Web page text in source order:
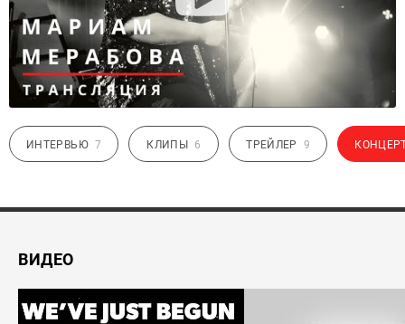
ИНТЕРВЬЮ 7 КЛИПЫ 6 ТРЕЙЛЕР 9
ВИДЕО